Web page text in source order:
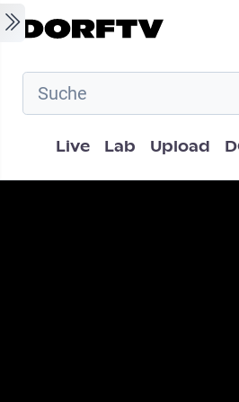
Skip to main content
Hauptnavigation
Live Lab Upload